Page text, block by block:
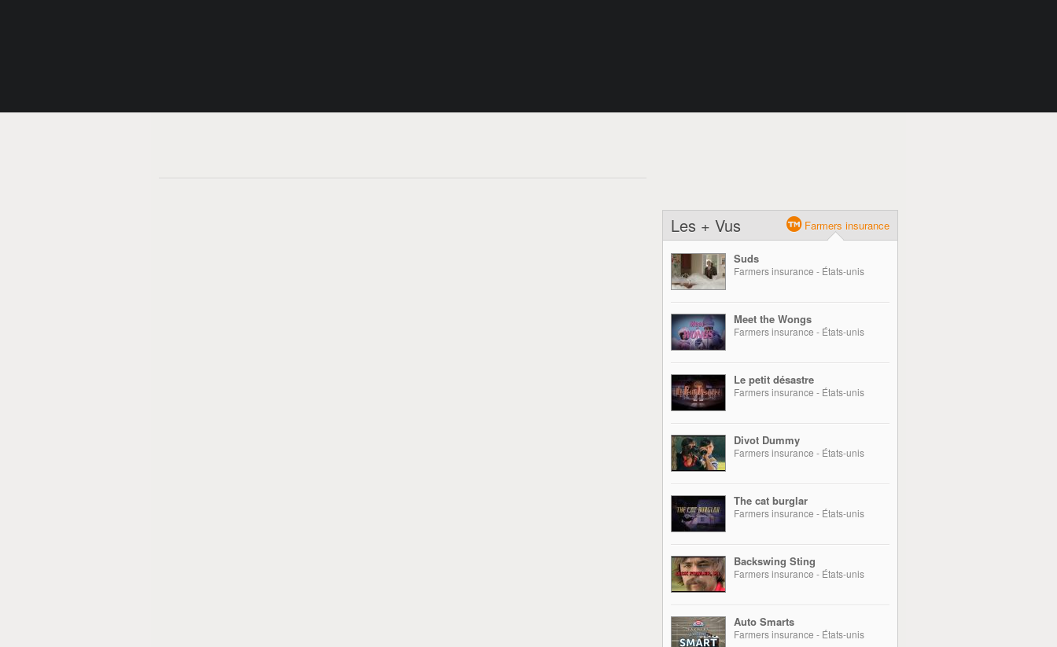
Les + Vus Farmers insurance
Suds
Farmers insurance - États-unis
Meet the Wongs
Farmers insurance - États-unis
Le petit désastre
Farmers insurance - États-unis
Divot Dummy
Farmers insurance - États-unis
The cat burglar
Farmers insurance - États-unis
Backswing Sting
Farmers insurance - États-unis
Auto Smarts
Farmers insurance - États-unis